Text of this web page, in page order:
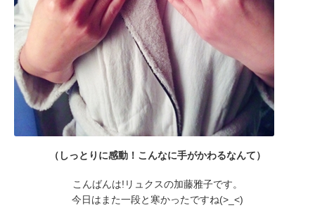
（しっとりに感動！こんなに手がかわるなんて）
こんばんは!リュクスの加藤雅子です。
今日はまた一段と寒かったですね(>_<)